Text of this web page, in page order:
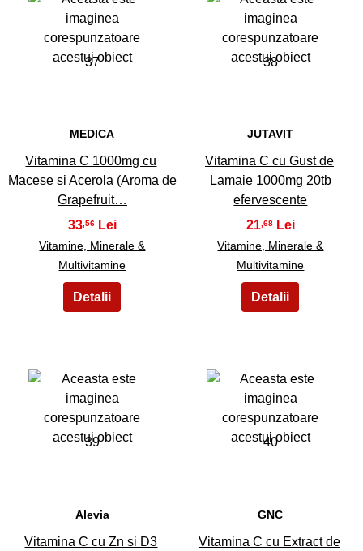
37
MEDICA
Vitamina C 1000mg cu
Macese si Acerola (Aroma de
Grapefruit…
33 ,56
Vitamine, Minerale &
Multivitamine
38
JUTAVIT
Vitamina C cu Gust de
Lamaie 1000mg 20tb
efervescente
21 ,68
Vitamine, Minerale &
Multivitamine
39
Alevia
Vitamina C cu Zn si D3
40
GNC
Vitamina C cu Extract de